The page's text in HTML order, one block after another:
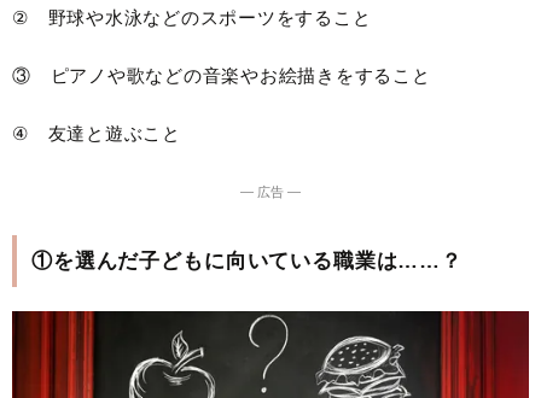
② 野球や水泳などのスポーツをすること
③ ピアノや歌などの音楽やお絵描きをすること
④ 友達と遊ぶこと
― 広告 ―
①を選んだ子どもに向いている職業は……？